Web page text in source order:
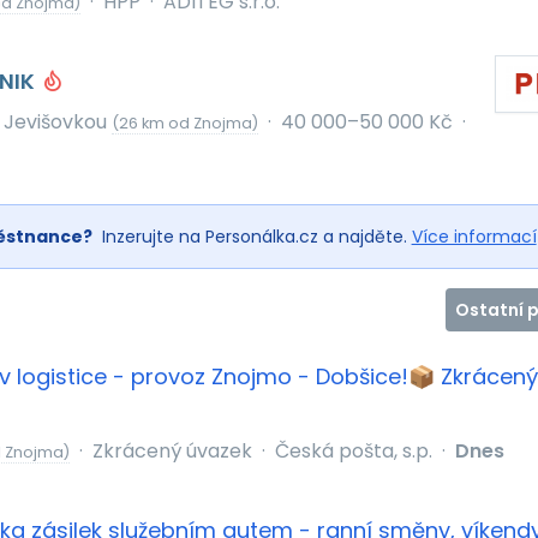
(26 km od Znojma) · 40 000–50 000 Kč ·
Inzerujte na Personálka.cz a najděte. Více informací
Ostatní
logistice - provoz Znojmo - Dobšice!📦 Zkrácený
Znojma) · Zkrácený úvazek · Česká pošta, s.p. · Dnes
zásilek služebním autem - ranní směny,